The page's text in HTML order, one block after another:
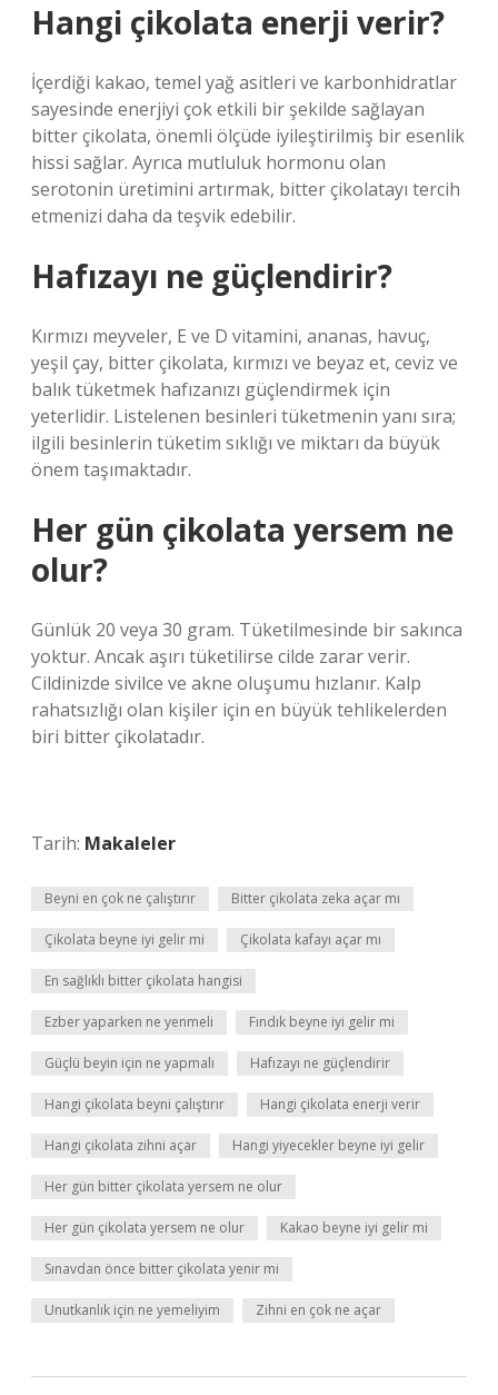
Hangi çikolata enerji verir?
İçerdiği kakao, temel yağ asitleri ve karbonhidratlar
sayesinde enerjiyi çok etkili bir şekilde sağlayan
bitter çikolata, önemli ölçüde iyileştirilmiş bir esenlik
hissi sağlar. Ayrıca mutluluk hormonu olan
serotonin üretimini artırmak, bitter çikolatayı tercih
etmenizi daha da teşvik edebilir.
Hafızayı ne güçlendirir?
Kırmızı meyveler, E ve D vitamini, ananas, havuç,
yeşil çay, bitter çikolata, kırmızı ve beyaz et, ceviz ve
balık tüketmek hafızanızı güçlendirmek için
yeterlidir. Listelenen besinleri tüketmenin yanı sıra;
ilgili besinlerin tüketim sıklığı ve miktarı da büyük
önem taşımaktadır.
Her gün çikolata yersem ne
olur?
Günlük 20 veya 30 gram. Tüketilmesinde bir sakınca
yoktur. Ancak aşırı tüketilirse cilde zarar verir.
Cildinizde sivilce ve akne oluşumu hızlanır. Kalp
rahatsızlığı olan kişiler için en büyük tehlikelerden
biri bitter çikolatadır.
Tarih: Makaleler
Beyni en çok ne çalıştırır Bitter çikolata zeka açar mı
Çikolata beyne iyi gelir mi Çikolata kafayı açar mı
En sağlıklı bitter çikolata hangisi
Ezber yaparken ne yenmeli Fındık beyne iyi gelir mi
Güçlü beyin için ne yapmalı Hafızayı ne güçlendirir
Hangi çikolata beyni çalıştırır Hangi çikolata enerji verir
Hangi çikolata zihni açar Hangi yiyecekler beyne iyi gelir
Her gün bitter çikolata yersem ne olur
Her gün çikolata yersem ne olur Kakao beyne iyi gelir mi
Sınavdan önce bitter çikolata yenir mi
Unutkanlık için ne yemeliyim Zihni en çok ne açar